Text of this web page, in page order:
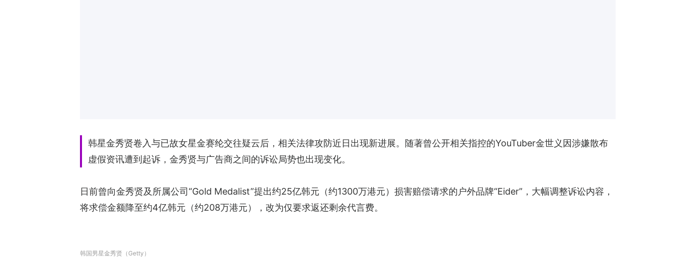
韩星金秀贤卷入与已故女星金赛纶交往疑云后，相关法律攻防近日出现新进展。随著曾公开相关指控的YouTuber金世义因涉嫌散布
虚假资讯遭到起诉，金秀贤与广告商之间的诉讼局势也出现变化。
日前曾向金秀贤及所属公司“Gold Medalist”提出约25亿韩元（约1300万港元）损害赔偿请求的户外品牌“Eider”，大幅调整诉讼内容，
将求偿金额降至约4亿韩元（约208万港元），改为仅要求返还剩余代言费。
韩国男星金秀贤（Getty）